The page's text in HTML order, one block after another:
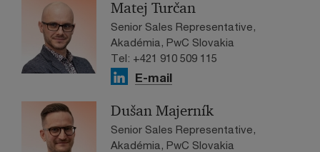
Matej Turčan
Senior Sales Representative,
Akadémia, PwC Slovakia
Tel: +421 910 509 115
E-mail
Dušan Majerník
Senior Sales Representative,
Akadémia, PwC Slovakia